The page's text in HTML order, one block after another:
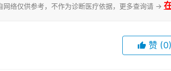
网络仅供参考，不作为诊断医疗依据，更多查询请 →
赞 (0)